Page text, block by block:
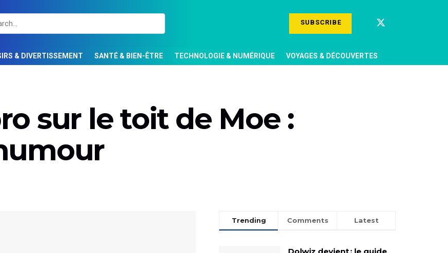
SUBSCRIBE
& DIVERTISSEMENT SANTÉ & BIEN-ÊTRE TECHNOLOGIE & NUMÉRIQUE VOYAGES & DÉCOUVERTES
sur le toit de Moe :
Trending Comments Latest